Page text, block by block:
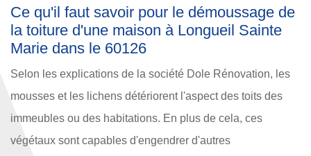
Ce qu'il faut savoir pour le démoussage de
la toiture d'une maison à Longueil Sainte
Marie dans le 60126
Selon les explications de la société Dole Rénovation, les
mousses et les lichens détériorent l'aspect des toits des
immeubles ou des habitations. En plus de cela, ces
végétaux sont capables d'engendrer d'autres